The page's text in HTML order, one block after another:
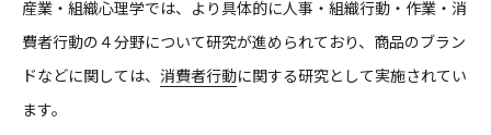
産業・組織心理学では、より具体的に人事・組織行動・作業・消
費者行動の４分野について研究が進められており、商品のブラン
ドなどに関しては、 消費者行動に関する研究として実施されてい
ます。